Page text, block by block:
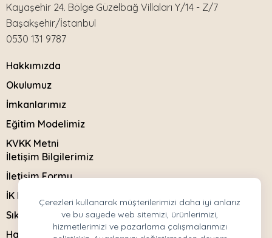
Çerezleri kullanarak müşterilerimizi daha iyi anlarız
ve bu sayede web sitemizi, ürünlerimizi,
hizmetlerimizi ve pazarlama çalışmalarımızı
Kayaşehir 24. Bölge Güzelbağ Villaları Y/14 - Z/7
Başakşehir/İstanbul
0530 131 9787
Hakkımızda
Okulumuz
İmkanlarımız
Eğitim Modelimiz
KVKK Metni
İletişim Bilgilerimiz
İletişim Formu
İK Başvuru Formu
Sıkça Sorulanlar
Haberler